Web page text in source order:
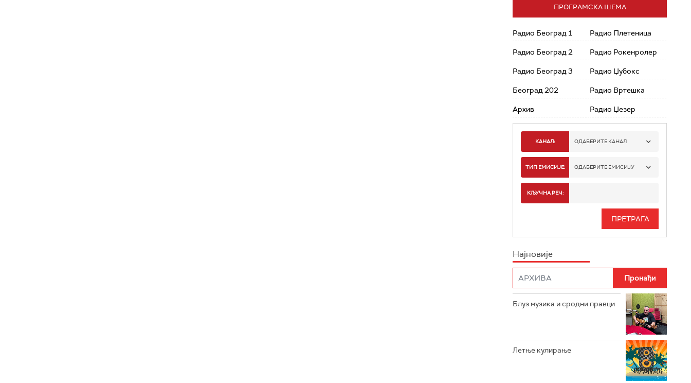
ПРОГРАМСКА ШЕМА
Радио Београд 1
Радио Београд 2
Радио Београд 3
Београд 202
Архив
Радио Плетеница
Радио Рокенролер
Радио Џубокс
Радио Вртешка
Радио Џезер
КАНАЛ: ОДАБЕРИТЕ КАНАЛ
РАДИО БЕОГРАД 1
РАДИО БЕОГРАД 3
РАДИО РОКЕНРОЛЕР
РАДИО ЏУБОКС
РАДИО ВРТЕШКА
РАДИО ЏЕЗЕР
ТИП ЕМИСИЈЕ: ОДАБЕРИТЕ ЕМИСИЈУ
ИНФО
КЉУЧНА РЕЧ:
Најновије
Блуз музика и сродни правци
Летње кулирање